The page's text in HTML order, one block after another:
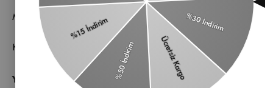
Müşteri Hizmetleri
Kurumsal
Yardıma mı ihtiyacın var?